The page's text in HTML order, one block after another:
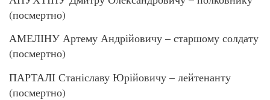
(посмертно)
АМЕЛІНУ Артему Андрійовичу – старшому солдату
(посмертно)
ПАРТАЛІ Станіславу Юрійовичу – лейтенанту
(посмертно)